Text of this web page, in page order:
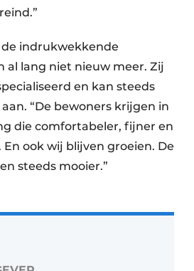
indrukwekkende
al lang niet nieuw meer. Zij
en kan steeds
“De bewoners krijgen in
die comfortabeler, fijner en
ook wij blijven groeien. De
steeds mooier.”